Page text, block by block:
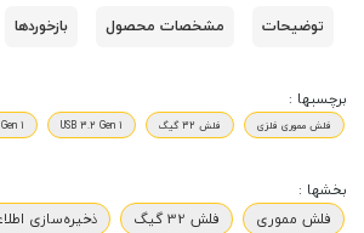
توضیحات مشخصات محصول بازخوردها
برچسبها :
فلش مموری فلزی فلش 32 گیگ USB 3.2 Gen 1
1
بخشها :
فلش مموری
فلش 32 گیگ ذخیره‌سازی